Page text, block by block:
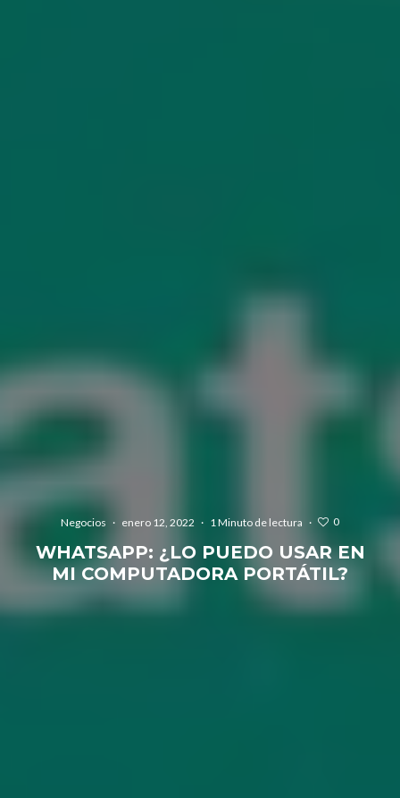
Negocios · enero 12, 2022 · 1 Minuto de lectura · 0
WHATSAPP: ¿LO PUEDO USAR EN
MI COMPUTADORA PORTÁTIL?